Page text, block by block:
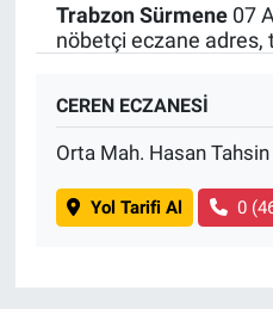
Trabzon Sürmene07
nöbetçi eczane adres,
CEREN ECZANESİ
Orta Mah. Hasan
Yol Tarifi Al 0